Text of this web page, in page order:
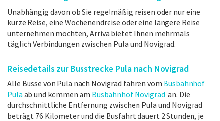
Unabhängig davon ob Sie regelmäßig reisen oder nur eine
kurze Reise, eine Wochenendreise oder eine längere Reise
unternehmen möchten, Arriva bietet Ihnen mehrmals
täglich Verbindungen zwischen Pula und Novigrad.
Reisedetails zur Busstrecke Pula nach Novigrad
Alle Busse von Pula nach Novigrad fahren vom Busbahnhof
Pula ab und kommen am Busbahnhof Novigrad an. Die
durchschnittliche Entfernung zwischen Pula und Novigrad
beträgt 76 Kilometer und die Busfahrt dauert 2 Stunden, je